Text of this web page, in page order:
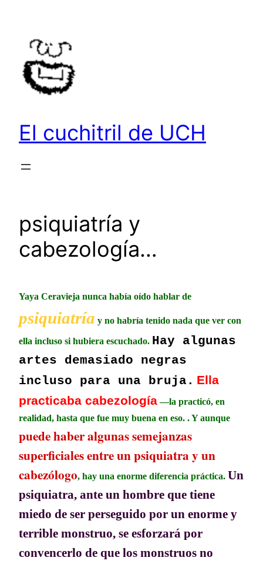
contenido
El cuchitril de UCH
psiquiatría y
cabezología…
Yaya Ceravieja nunca había oído hablar de
psiquiatría y no habría tenido nada que ver con
ella incluso si hubiera escuchado. Hay algunas
artes demasiado negras
incluso para una bruja. Ella
practicaba cabezología—la practicó, en
realidad, hasta que fue muy buena en eso. . Y aunque
puede haber algunas semejanzas
superficiales entre un psiquiatra y un
cabezólogo, hay una enorme diferencia práctica. Un
psiquiatra, ante un hombre que tiene
miedo de ser perseguido por un enorme y
terrible monstruo, se esforzará por
convencerlo de que los monstruos no